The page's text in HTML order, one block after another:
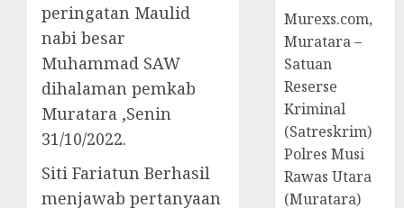
peringatan Maulid
nabi besar
Muhammad SAW
dihalaman pemkab
Muratara ,Senin
31/10/2022.
Siti Fariatun Berhasil
menjawab pertanyaan
Murexs.com,
Muratara –
Satuan
Reserse
Kriminal
(Satreskrim)
Polres Musi
Rawas Utara
(Muratara)